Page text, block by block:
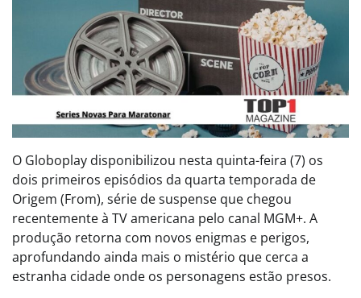
O Globoplay disponibilizou nesta quinta-feira (7) os
dois primeiros episódios da quarta temporada de
Origem (From), série de suspense que chegou
recentemente à TV americana pelo canal MGM+. A
produção retorna com novos enigmas e perigos,
aprofundando ainda mais o mistério que cerca a
estranha cidade onde os personagens estão presos.